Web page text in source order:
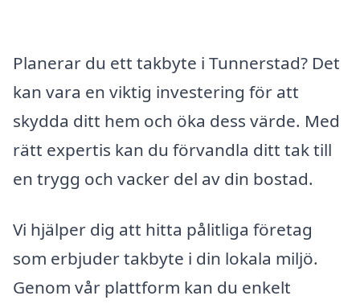
Planerar du ett takbyte i Tunnerstad? Det
kan vara en viktig investering för att
skydda ditt hem och öka dess värde. Med
rätt expertis kan du förvandla ditt tak till
en trygg och vacker del av din bostad.
Vi hjälper dig att hitta pålitliga företag
som erbjuder takbyte i din lokala miljö.
Genom vår plattform kan du enkelt